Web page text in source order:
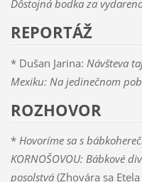
Dôstojná bodka za
REPORTÁŽ
* Dušan Jarina: Návšteva
Mexiku: Na jedinečnom
ROZHOVOR
* Hovoríme sa s
KORNOŠOVOU: Bábkové
posolstvá (Zhovára sa